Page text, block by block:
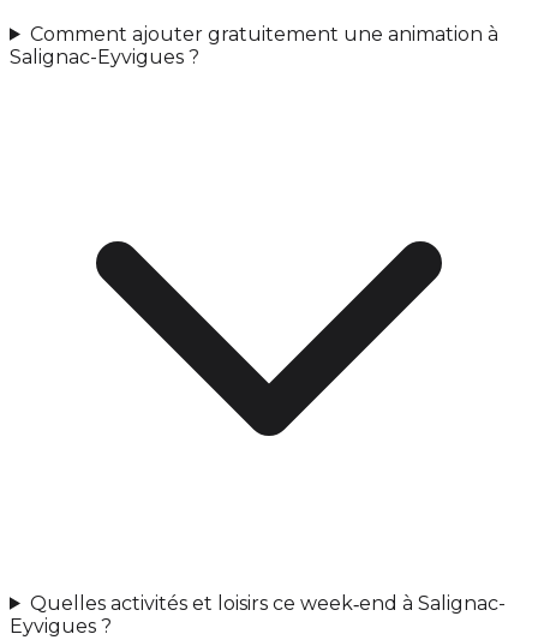
Comment ajouter gratuitement une animation à
Salignac-Eyvigues ?
Quelles activités et loisirs ce week‑end à Salignac-
Eyvigues ?